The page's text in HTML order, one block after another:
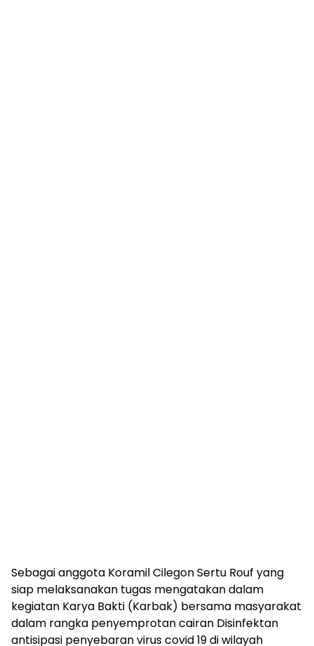
Sebagai anggota Koramil Cilegon Sertu Rouf yang
siap melaksanakan tugas mengatakan dalam
kegiatan Karya Bakti (Karbak) bersama masyarakat
dalam rangka penyemprotan cairan Disinfektan
antisipasi penyebaran virus covid 19 di wilayah